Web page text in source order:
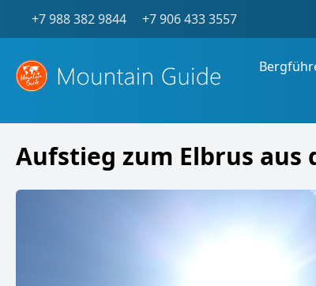
+7 988 382 9844 +7 906 433 3557
Aufstieg zum Elbrus aus